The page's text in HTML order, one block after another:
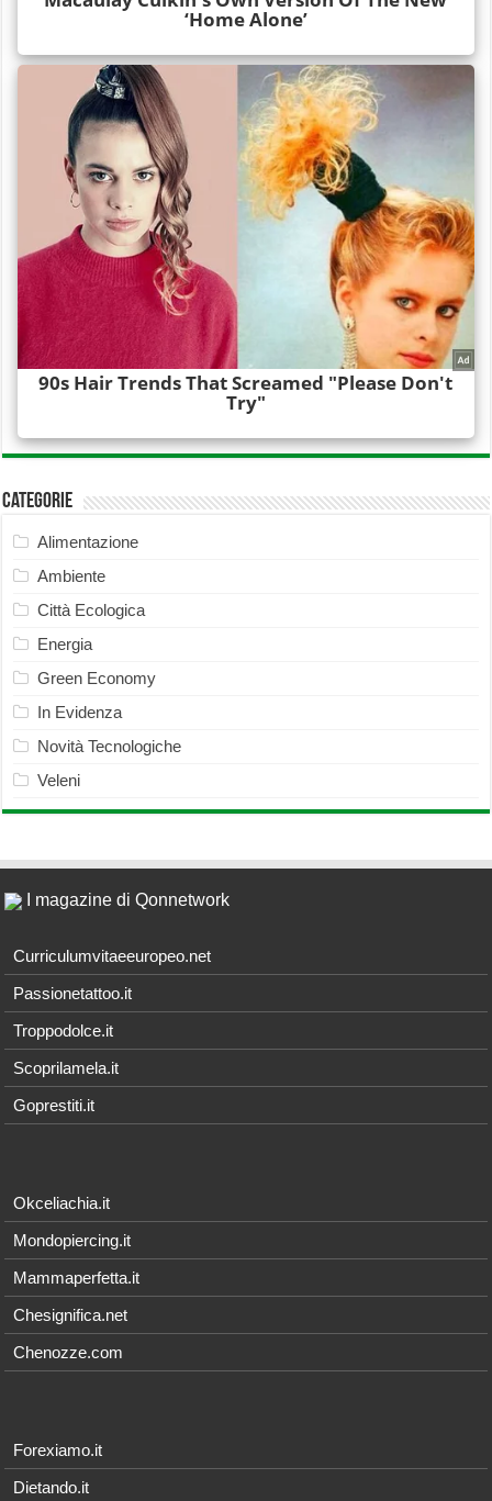
Categorie
Alimentazione
Ambiente
Città Ecologica
Energia
Green Economy
In Evidenza
Novità Tecnologiche
Veleni
I magazine di Qonnetwork
Curriculumvitaeeuropeo.net
Passionetattoo.it
Troppodolce.it
Scoprilamela.it
Goprestiti.it
Okceliachia.it
Mondopiercing.it
Mammaperfetta.it
Chesignifica.net
Chenozze.com
Forexiamo.it
Dietando.it